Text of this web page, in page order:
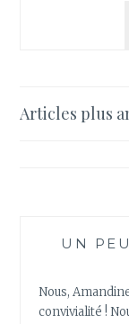
Articles plus
UN
Nous,
convivialité !